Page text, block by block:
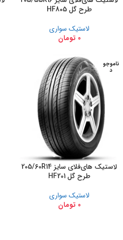
طرح گل HF805
لاستیک سواری
0 تومان
ناموجو
د
لاستیک های‌فلای سایز 205/60R14
طرح گل HF201
لاستیک سواری
0 تومان